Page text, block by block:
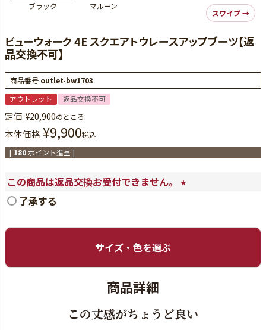
ブラック マルーン
ビューウォーク 4E スクエアトウレースアップブーツ【返
品交換不可】
商品番号 outlet-bw1703
アウトレット 返品交換不可
定価 ¥20,900のところ
本体価格¥9,900税込
[ 180ポイント進呈 ]
この商品は返品交換お受付できません。
須
了承する
サイズ・色を選ぶ
この丈感がちょうど良い